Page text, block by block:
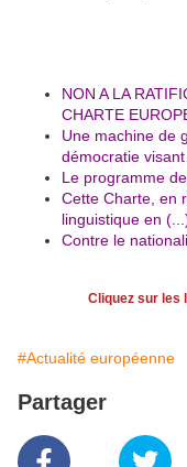
NON A LA
CHARTE
Une machine de
démocratie
Le programme
Cette Charte, en
linguistique en
Contre le
Cliquez sur les
#Actualité européenne
Partager